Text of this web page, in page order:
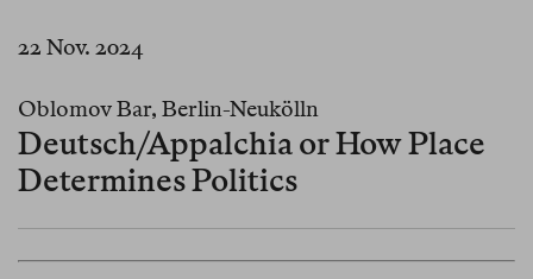
22 Nov. 2024
Oblomov Bar, Berlin-Neukölln
Deutsch/Appalchia or How Place
Determines Politics